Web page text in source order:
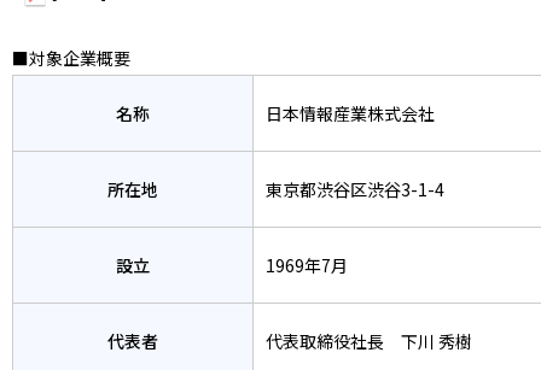
■対象企業概要
名称 日本情報産業株式会社
所在地 東京都渋谷区渋谷3-1-4
設立 1969年7月
代表者 代表取締役社長 下川 秀樹